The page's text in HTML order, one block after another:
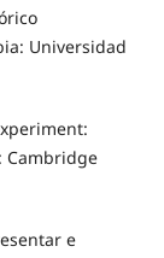
Universidad
Cambridge
e